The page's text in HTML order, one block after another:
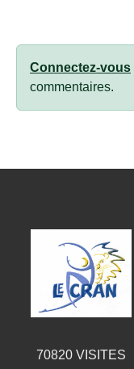
Connectez-vous
commentaires.
70820VISITES